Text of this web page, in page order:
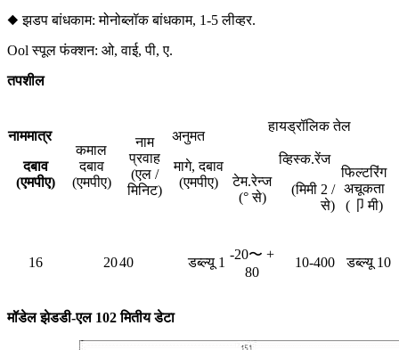
◆ झडप बांधकाम: मोनोब्लॉक बांधकाम, 1-5 लीव्हर.
Ool स्पूल फंक्शन: ओ, वाई, पी, ए.
तपशील
नाममात्र
दबाव
(एमपीए)
कमाल
दबाव
(एमपीए)
नाम
प्रवाह
(एल /
मिनिट)
अनुमत
मागे, दबाव
(एमपीए)
हायड्रॉलिक तेल
टेम.रेन्ज
(° से)
व्हिस्क.रेंज
(मिमी 2 /
से)
फिल्टरिंग
अचूकता
(卩 मी)
16 2040 डब्ल्यू 1
-20〜 +
80
10-400 डब्ल्यू 10
मॉडेल झेडडी-एल 102 मितीय डेटा